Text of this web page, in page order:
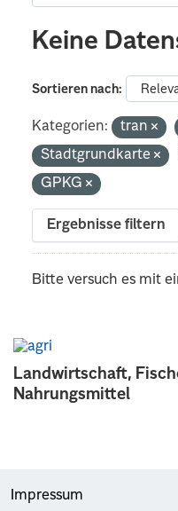
Landwirtschaft,
Nahrungsmittel
Keine
Sortieren nach
Kategorien: tran
Stadtgrundkarte
GPKG
Ergebnisse filtern
Bitte versuch es mit
Impressum